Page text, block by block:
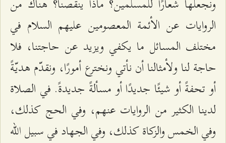
الروايات عن الأئمة المعصومين عليهم السلام في
مختلف المسائل ما يكفي ويزيد عن حاجتنا، فلا
حاجة لنا ولأمثالنا أن نأتي ونخترع أمورًا، ونقدّم هديّةً
أو تحفةً أو شيئًا جديدًا أو مسألةً جديدةً. في الصلاة
لدينا الكثير من الروايات عنهم، وفي الحج كذلك،
وفي الخمس والزكاة كذلك، وفي الجهاد في سبيل الله